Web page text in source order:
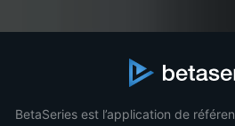
BetaSeries est l’application de